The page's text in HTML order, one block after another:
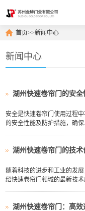
首页>>新闻中心
新闻中心
湖州快速卷帘门的安
安全是快速卷帘门使用过程
的安全性能及防护措施，确保
湖州快速卷帘门的技
随着科技的进步和工业的发
绍快速卷帘门领域的最新技术
湖州快速卷帘门：高